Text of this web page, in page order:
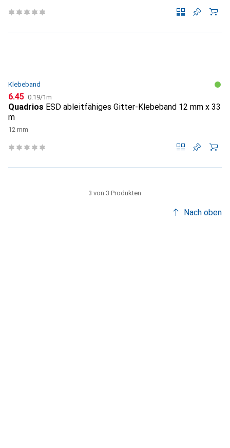
Klebeband
CHF
6.45 CHF
0.19/1m
Quadrios ESD ableitfähiges Gitter-Klebeband 12 mm x 33
m
12 mm
3 von 3 Produkten
Nach oben